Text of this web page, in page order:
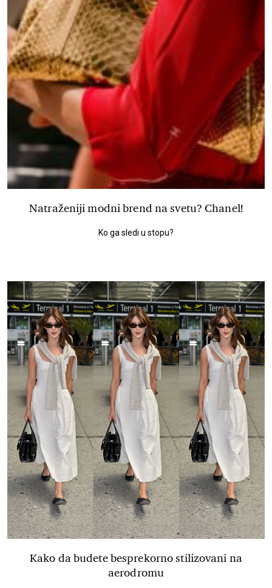
Natraženiji modni brend na svetu? Chanel!
Ko ga sledi u stopu?
Kako da budete besprekorno stilizovani na
aerodromu